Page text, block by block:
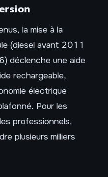
la mise à la
(diesel avant 2011
déclenche une aide
rechargeable,
électrique
Pour les
professionnels,
plusieurs milliers